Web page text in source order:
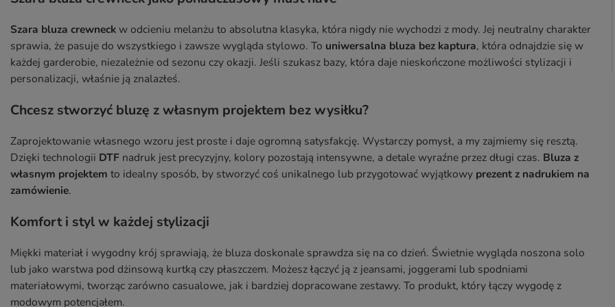
Szara bluza crewneck w odcieniu melanżu to absolutna klasyka, która nigdy nie wychodzi z mody. Jej neutralny charakter
sprawia, że pasuje do wszystkiego i zawsze wygląda stylowo. To uniwersalna bluza bez kaptura, która odnajdzie się w
każdej garderobie, niezależnie od sezonu czy okazji. Jeśli szukasz bazy, która daje nieskończone możliwości stylizacji i
personalizacji, właśnie ją znalazłeś.
Chcesz stworzyć bluzę z własnym projektem bez wysiłku?
Zaprojektowanie własnego wzoru jest proste i daje ogromną satysfakcję. Wystarczy pomysł, a my zajmiemy się resztą.
Dzięki technologii DTF nadruk jest precyzyjny, kolory pozostają intensywne, a detale wyraźne przez długi czas. Bluza z
własnym projektem to idealny sposób, by stworzyć coś unikalnego lub przygotować wyjątkowy prezent z nadrukiem na
zamówienie.
Komfort i styl w każdej stylizacji
Miękki materiał i wygodny krój sprawiają, że bluza doskonale sprawdza się na co dzień. Świetnie wygląda noszona solo
lub jako warstwa pod dżinsową kurtką czy płaszczem. Możesz łączyć ją z jeansami, joggerami lub spodniami
materiałowymi, tworząc zarówno casualowe, jak i bardziej dopracowane zestawy. To produkt, który łączy wygodę z
modowym potencjałem.